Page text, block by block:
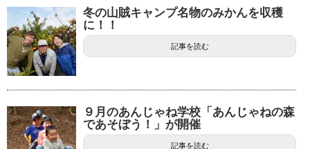
冬の山賊キャンプ名物のみかんを収穫
に！！
記事を読む
９月のあんじゃね学校「あんじゃねの森
であそぼう！」が開催
記事を読む